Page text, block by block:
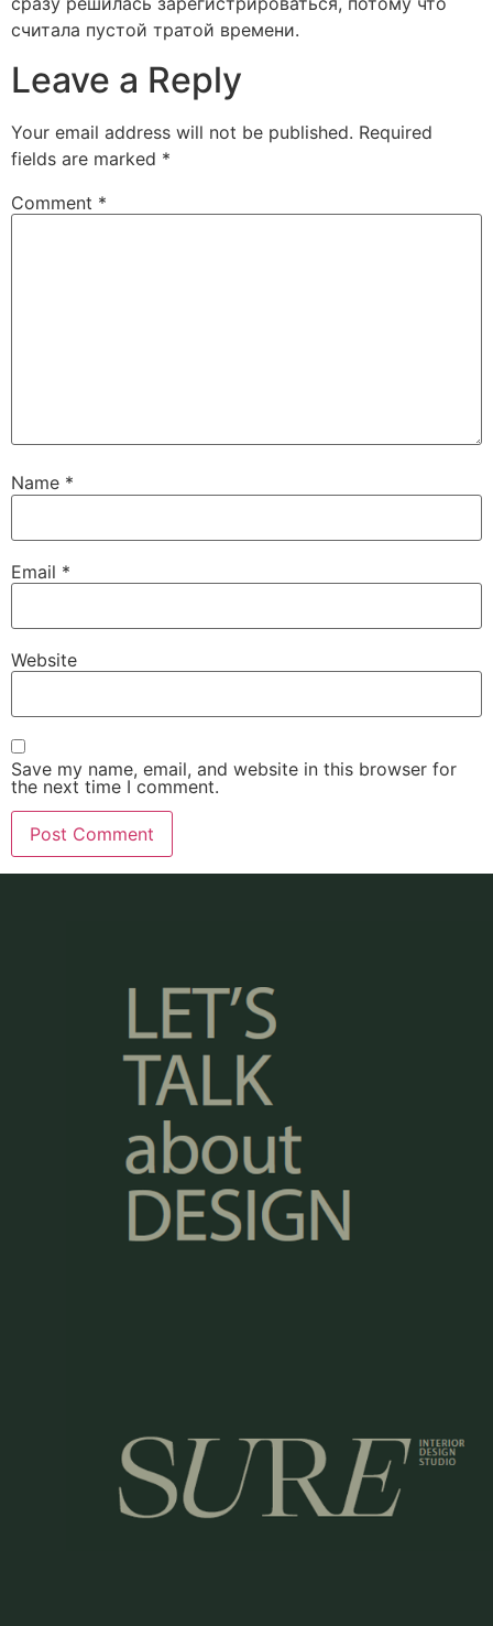
считала пустой тратой времени.
Leave a Reply
Your email address will not be published. Required
fields are marked *
Comment *
Name *
Email *
Website
Save my name, email, and website in this browser for
the next time I comment.